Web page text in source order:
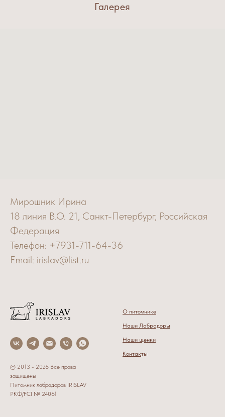
Галерея
Мирошник Ирина
18 линия В.О. 21, Санкт-Петербург, Российская
Федерация
Телефон: +7931-711-64-36
Email: irislav@list.ru
© 2013 - 2026 Все права
защищены
Питомник лабрадоров IRISLAV
РКФ/FCI № 24061
О питомнике
Наши Лабрадоры
Наши щенки
Контакты